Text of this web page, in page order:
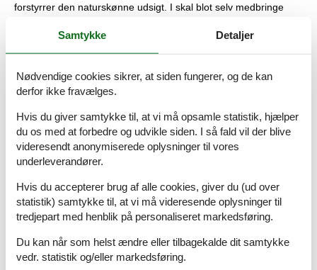
forstyrrer den naturskønne udsigt. I skal blot selv medbringe
Sommerhuset ligger i et område, der byder på adskillige
muligheder for både afslapning og eventyr. Med blot 3000 meter
til det brusende Vesterhav – en fantastisk flot og varieret
vandretur - har I mulighed for at tage daglige ture til stranden,
hvor I kan nyde solbadning, en forfriskende dukkert eller en rolig
gåtur langs vandet. En kort køretur på 3700 meter bringer jer til
de nærmeste indkøbsmuligheder, hvor I kan forsyne jer med
friske lokale råvarer til dagens måltider.
Udover de praktiske faciliteter byder området på en række
seværdigheder. I kan for eksempel besøge Blåbjerg
Klitplantage, der med sine stier og udsigtspunkter er et ideelt
Strand kan også anbefales, hvor I finder en livlig
badebyatmosfære med caféer, butikker og aktivitetstilbud for
Samtykke Detaljer
Nødvendige cookies sikrer, at siden fungerer, og de kan
derfor ikke fravælges.
Hvis du giver samtykke til, at vi må opsamle statistik, hjælper
du os med at forbedre og udvikle siden. I så fald vil der blive
videresendt anonymiserede oplysninger til vores
underleverandører.
Hvis du accepterer brug af alle cookies, giver du (ud over
statistik) samtykke til, at vi må videresende oplysninger til
tredjepart med henblik på personaliseret markedsføring.
Du kan når som helst ændre eller tilbagekalde dit samtykke
vedr. statistik og/eller markedsføring.